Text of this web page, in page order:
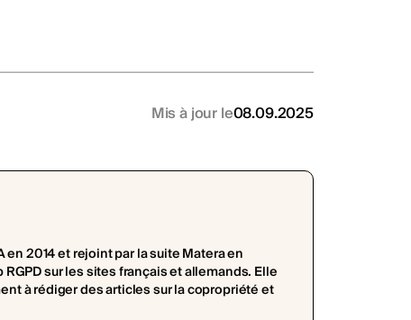
Mis à jour le08.09.2025
2014 et rejoint par la suite Matera en
sur les sites français et allemands. Elle
à rédiger des articles sur la copropriété et